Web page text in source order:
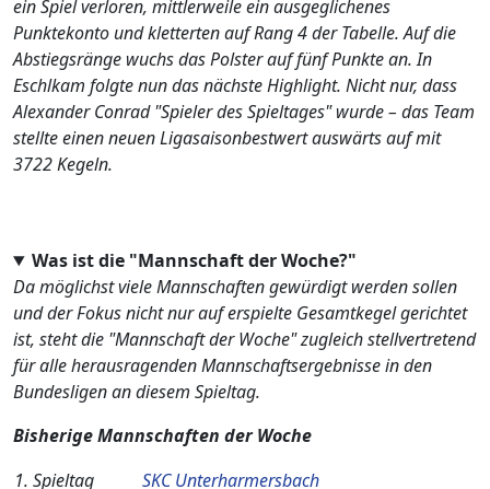
ein Spiel verloren, mittlerweile ein ausgeglichenes
Punktekonto und kletterten auf Rang 4 der Tabelle. Auf die
Abstiegsränge wuchs das Polster auf fünf Punkte an. In
Eschlkam folgte nun das nächste Highlight. Nicht nur, dass
Alexander Conrad "Spieler des Spieltages" wurde – das Team
stellte einen neuen Ligasaisonbestwert auswärts auf mit
3722 Kegeln.
Was ist die "Mannschaft der Woche?"
Da möglichst viele Mannschaften gewürdigt werden sollen
und der Fokus nicht nur auf erspielte Gesamtkegel gerichtet
ist, steht die "Mannschaft der Woche" zugleich stellvertretend
für alle herausragenden Mannschaftsergebnisse in den
Bundesligen an diesem Spieltag.
Bisherige Mannschaften der Woche
1. Spieltag
SKC Unterharmersbach